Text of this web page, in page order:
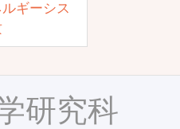
ギーシス
研究科